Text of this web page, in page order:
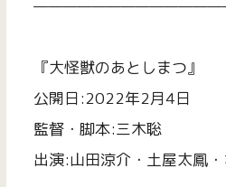
『大怪獣のあとしまつ』
公開日:2022年2月4日
監督・脚本:三木聡
出演:山田涼介・土屋太鳳